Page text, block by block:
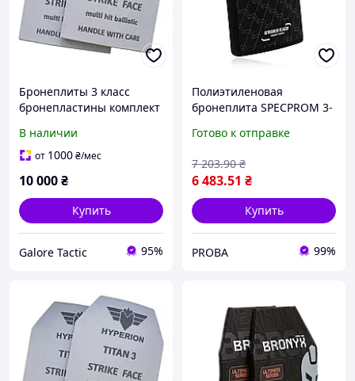
Бронеплиты 3 класс
бронепластины комплект
легкие бронеплиты
титановые
бронеплит
В наличии
от 1000₴/мес
10 000₴
Купить
Galore Tactic 95%
Полиэтиленовая
бронеплита SPECPROM 3-
Размер 26 на 33 см.
Готово к отправке
6 483.51 ₴
7 203.90 ₴
Купить
PROBA 99%